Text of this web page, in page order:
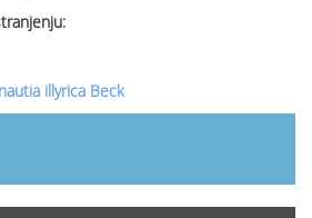
illyrica Beck